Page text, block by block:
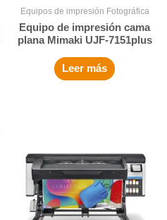
Equipos de impresión Fotográfica
Equipo de impresión cama
plana Mimaki UJF-7151plus
Leer más